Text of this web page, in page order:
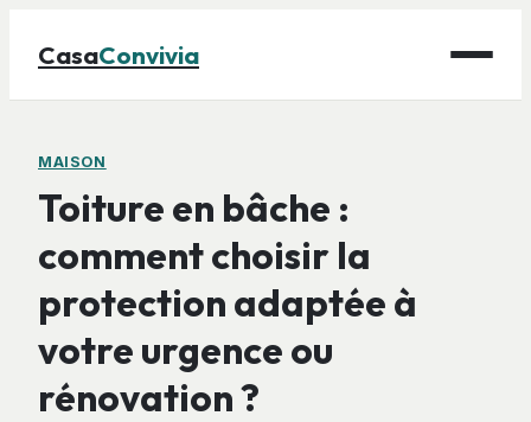
CasaConvivia
Maison
Bricolage
Gastronomie
Jardinage
MAISON
Toiture en bâche :
comment choisir la
protection adaptée à
votre urgence ou
rénovation ?